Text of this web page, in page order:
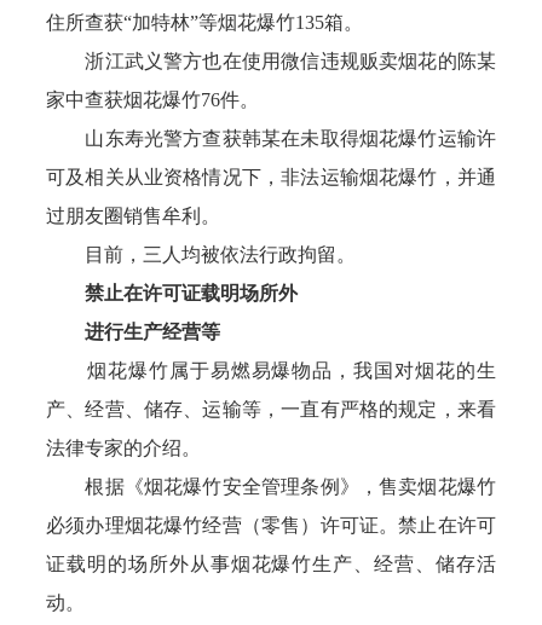
住所查获“加特林”等烟花爆竹135箱。
浙江武义警方也在使用微信违规贩卖烟花的陈某
家中查获烟花爆竹76件。
山东寿光警方查获韩某在未取得烟花爆竹运输许
可及相关从业资格情况下，非法运输烟花爆竹，并通
过朋友圈销售牟利。
目前，三人均被依法行政拘留。
禁止在许可证载明场所外
进行生产经营等
烟花爆竹属于易燃易爆物品，我国对烟花的生
产、经营、储存、运输等，一直有严格的规定，来看
法律专家的介绍。
根据《烟花爆竹安全管理条例》，售卖烟花爆竹
必须办理烟花爆竹经营（零售）许可证。禁止在许可
证载明的场所外从事烟花爆竹生产、经营、储存活
动。